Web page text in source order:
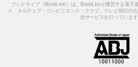
ブックライブ（BookLive!）は、BookLiveが運営する電子
ス、カルチュア・コンビニエンス・クラブ、テレビ朝日の
信サービスを行っています